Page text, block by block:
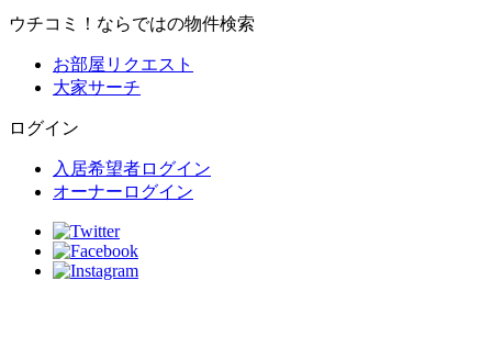
ウチコミ！ならではの物件検索
お部屋リクエスト
大家サーチ
ログイン
入居希望者ログイン
オーナーログイン